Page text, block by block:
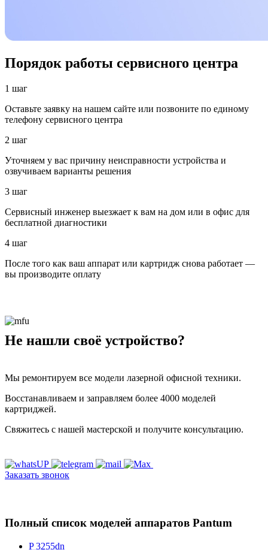
Порядок работы сервисного центра
1 шаг
Оставьте заявку на нашем сайте или позвоните по единому
телефону сервисного центра
2 шаг
Уточняем у вас причину неисправности устройства и
озвучиваем варианты решения
3 шаг
Сервисный инженер выезжает к вам на дом или в офис для
бесплатной диагностики
4 шаг
После того как ваш аппарат или картридж снова работает —
вы производите оплату
Не нашли своё устройство?
Мы ремонтируем все модели лазерной офисной техники.
Восстанавливаем и заправляем более 4000 моделей
картриджей.
Свяжитесь с нашей мастерской и получите консультацию.
Заказать звонок
Полный список моделей аппаратов Pantum
P 3255dn